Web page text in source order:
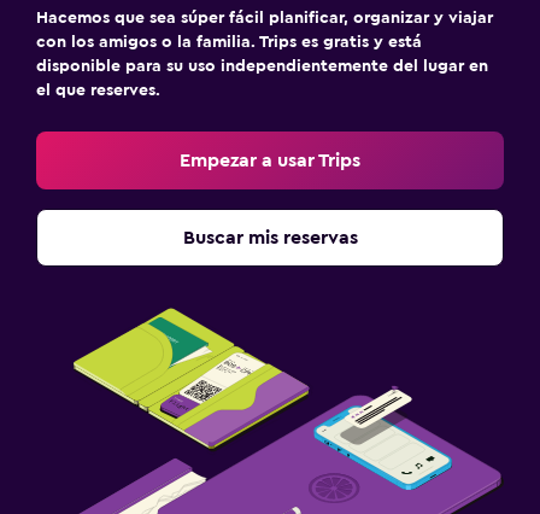
Hacemos que sea súper fácil planificar, organizar y viajar
con los amigos o la familia. Trips es gratis y está
disponible para su uso independientemente del lugar en
el que reserves.
Empezar a usar Trips
Buscar mis reservas